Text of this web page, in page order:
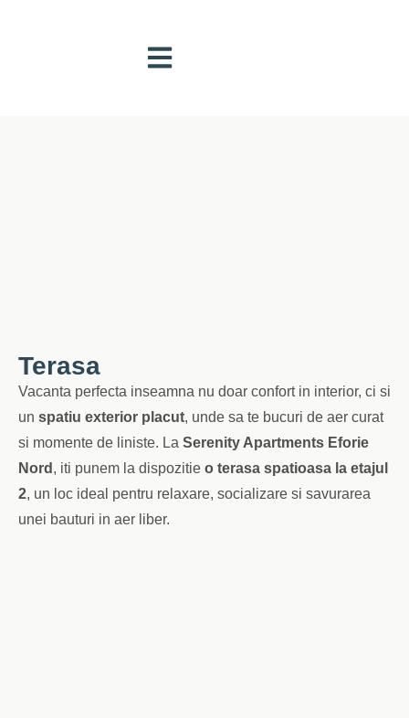
Terasa
Vacanta perfecta inseamna nu doar confort in interior, ci si
un spatiu exterior placut, unde sa te bucuri de aer curat
si momente de liniste. La Serenity Apartments Eforie
Nord , iti punem la dispozitie o terasa spatioasa la etajul
2, un loc ideal pentru relaxare, socializare si savurarea
unei bauturi in aer liber.